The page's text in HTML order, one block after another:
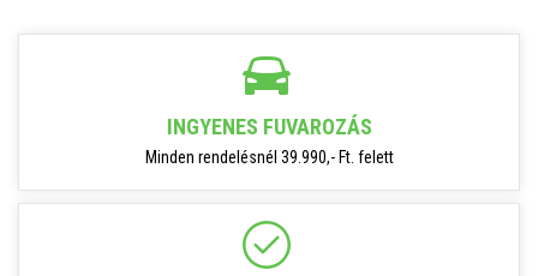
INGYENES FUVAROZÁS
Minden rendelésnél 39.990,- Ft. felett